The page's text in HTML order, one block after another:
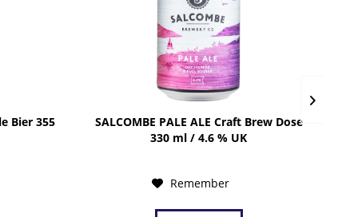
Bier 355
SALCOMBE PALE ALE Craft Brew Dose
330 ml / 4.6 % UK
Remember